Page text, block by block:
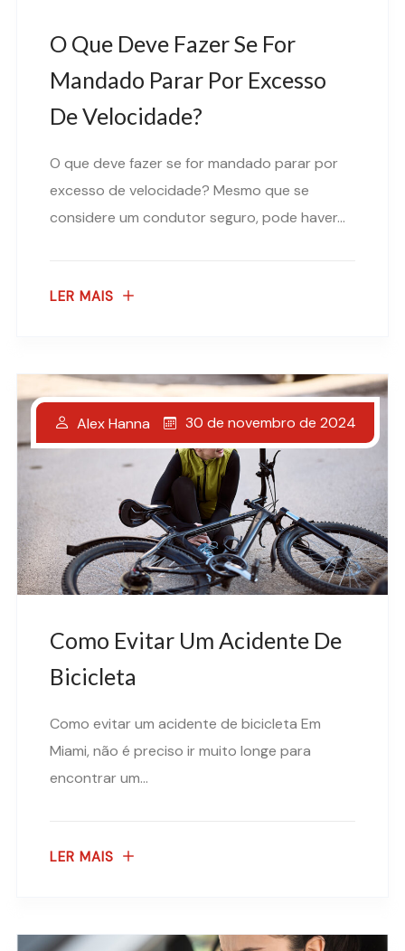
O Que Deve Fazer Se For
Mandado Parar Por Excesso
De Velocidade?
O que deve fazer se for mandado parar por
excesso de velocidade? Mesmo que se
considere um condutor seguro, pode haver...
LER MAIS
Como Evitar Um Acidente De
Bicicleta
Alex Hanna 30 de novembro de 2024
Como evitar um acidente de bicicleta Em
Miami, não é preciso ir muito longe para
encontrar um...
LER MAIS